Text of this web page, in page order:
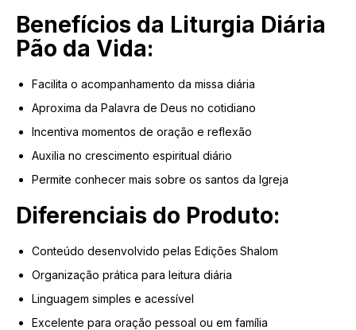
Benefícios da Liturgia Diária
Pão da Vida:
Facilita o acompanhamento da missa diária
Aproxima da Palavra de Deus no cotidiano
Incentiva momentos de oração e reflexão
Auxilia no crescimento espiritual diário
Permite conhecer mais sobre os santos da Igreja
Diferenciais do Produto:
Conteúdo desenvolvido pelas Edições Shalom
Organização prática para leitura diária
Linguagem simples e acessível
Excelente para oração pessoal ou em família